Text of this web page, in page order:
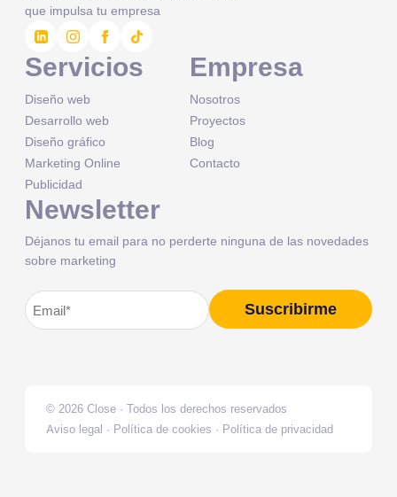
que impulsa tu empresa
Servicios
Diseño web
Desarrollo web
Diseño gráfico
Marketing Online
Publicidad
Empresa
Nosotros
Proyectos
Blog
Contacto
Newsletter
Déjanos tu email para no perderte ninguna de las novedades
sobre marketing
Correo
electrónico(Obligatorio)
Suscribirme
Alternative:
© 2026 Close · Todos los derechos reservados
Aviso legal · Política de cookies · Política de privacidad